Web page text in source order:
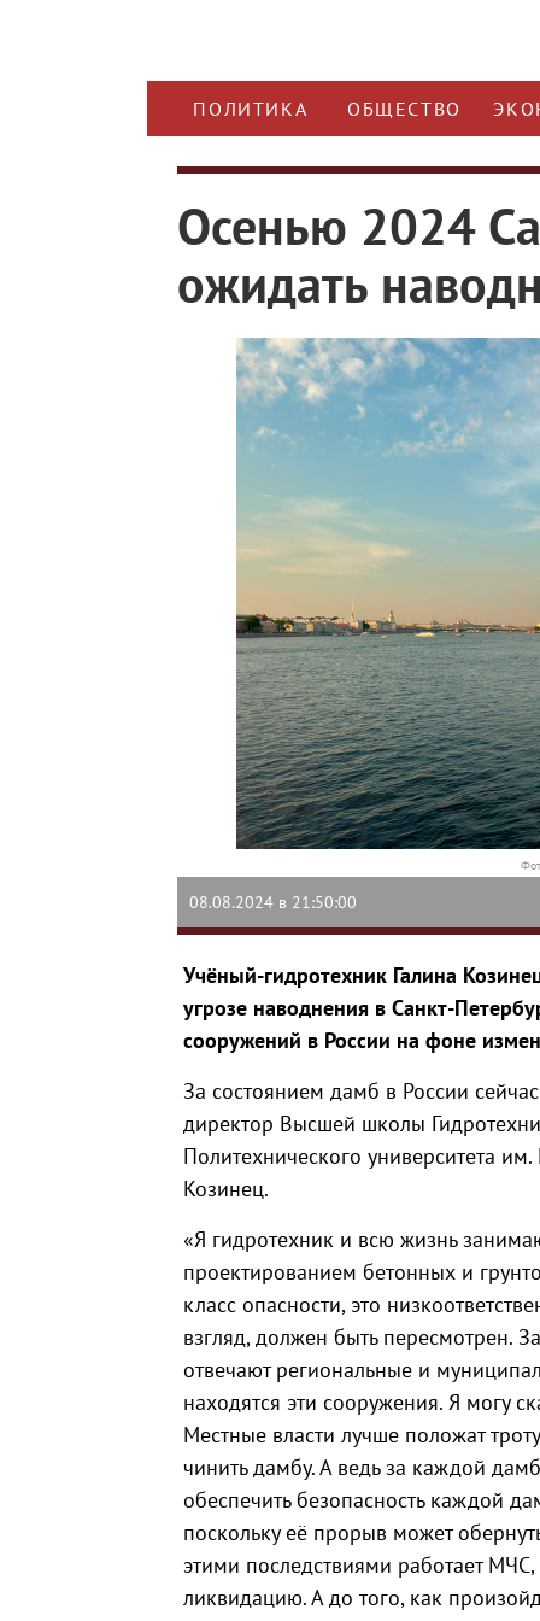
ПОЛИТИКА ОБЩЕСТВО
Осенью 2024
ожидать
08.08.2024 в 21:50:00
Учёный-гидротехник Галина
угрозе наводнения в Санкт-
сооружений в России на фоне
За состоянием дамб в России
директор Высшей школы
Политехнического университета
Козинец.
«Я гидротехник и всю жизнь
проектированием бетонных и
класс опасности, это
взгляд, должен быть пересмотрен.
отвечают региональные и
находятся эти сооружения. Я могу
Местные власти лучше положат
чинить дамбу. А ведь за каждой
обеспечить безопасность каждой
поскольку её прорыв может
этими последствиями работает
ликвидацию. А до того, как